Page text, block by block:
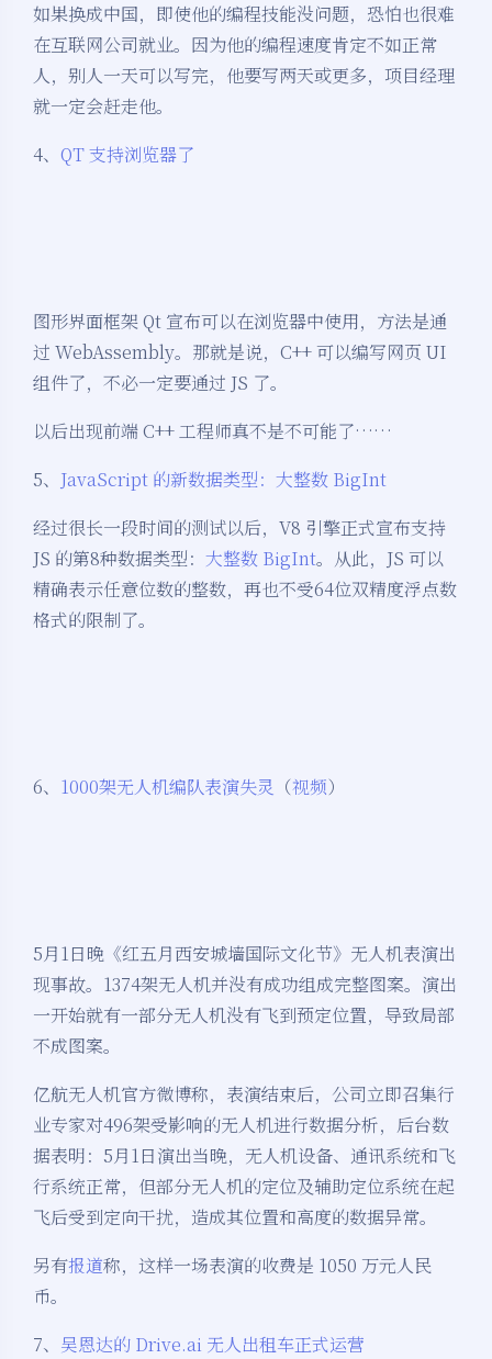
如果换成中国，即使他的编程技能没问题，恐怕也很难
在互联网公司就业。因为他的编程速度肯定不如正常
人，别人一天可以写完，他要写两天或更多，项目经理
就一定会赶走他。
4、 QT 支持浏览器了
图形界面框架 Qt 宣布可以在浏览器中使用，方法是通
过 WebAssembly。那就是说，C++ 可以编写网页 UI
组件了，不必一定要通过 JS 了。
以后出现前端 C++ 工程师真不是不可能了……
5、 JavaScript 的新数据类型：大整数 BigInt
经过很长一段时间的测试以后，V8 引擎正式宣布支持
JS 的第8种数据类型： 大整数 BigInt。从此，JS 可以
精确表示任意位数的整数，再也不受64位双精度浮点数
格式的限制了。
6、 1000架无人机编队表演失灵 （视频）
5月1日晚《红五月西安城墙国际文化节》无人机表演出
现事故。1374架无人机并没有成功组成完整图案。演出
一开始就有一部分无人机没有飞到预定位置，导致局部
不成图案。
亿航无人机官方微博称，表演结束后，公司立即召集行
业专家对496架受影响的无人机进行数据分析，后台数
据表明：5月1日演出当晚，无人机设备、通讯系统和飞
行系统正常，但部分无人机的定位及辅助定位系统在起
飞后受到定向干扰，造成其位置和高度的数据异常。
另有报道称，这样一场表演的收费是 1050 万元人民
币。
7、 吴恩达的 Drive.ai 无人出租车正式运营